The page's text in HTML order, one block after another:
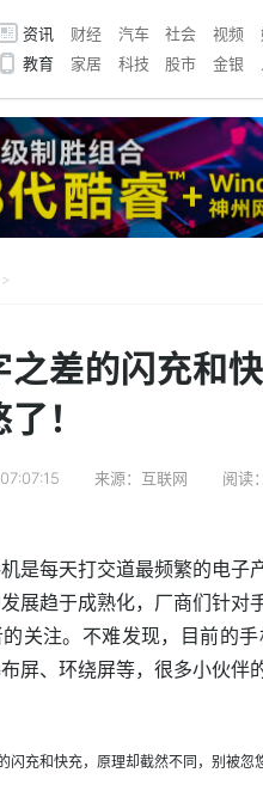
资讯 财经 汽车 社会 视频
教育
家居 科技 股市 金银
之差的闪充和
！
来源：互联网 阅读
是每天打交道最频繁的电子
展趋于成熟化，厂商们针对
关注。不难发现，目前的
屏、环绕屏等，很多小伙伴